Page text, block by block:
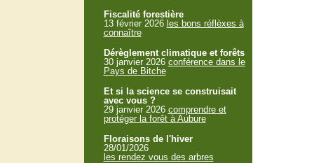
Fiscalité forestière
13 février 2026 les bons réflèxes à
connaître
Dérèglement climatique et forêts
30 janvier 2026 conférence dans le
Pays de Bitche
Et si la science se construisait
avec vous ?
29 janvier 2026 comprendre et
protéger la forêt à Aubure
Floraisons de l'hiver
28/01/2026
les rendez vous des arbres